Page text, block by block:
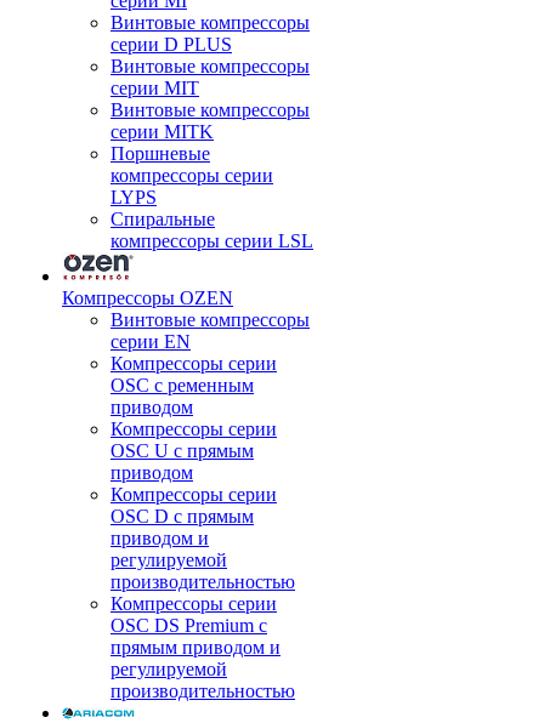
Винтовые компрессоры
серии D PLUS
Винтовые компрессоры
серии MIT
Винтовые компрессоры
серии MITK
Поршневые
компрессоры серии
LYPS
Спиральные
компрессоры серии LSL
Компрессоры OZEN
Винтовые компрессоры
серии EN
Компрессоры серии
OSC с ременным
приводом
Компрессоры серии
OSC U с прямым
приводом
Компрессоры серии
OSC D с прямым
приводом и
регулируемой
производительностью
Компрессоры серии
OSC DS Premium с
прямым приводом и
регулируемой
производительностью